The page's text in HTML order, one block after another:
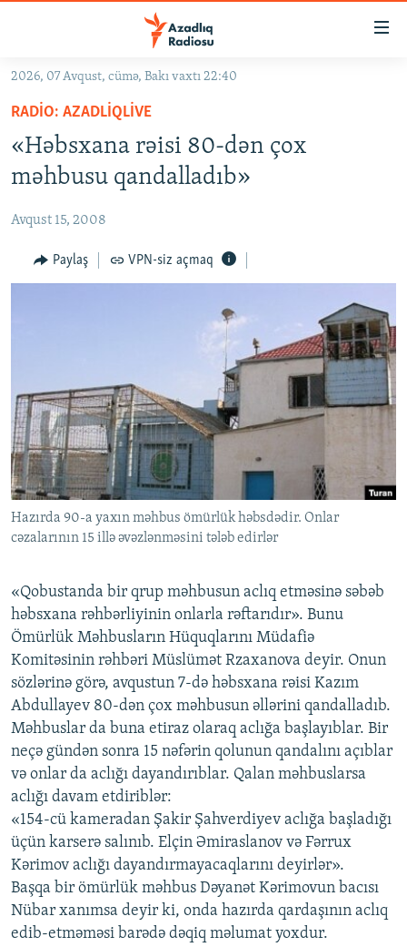
Əsas
qayıt
Əsas
naviqasiyaya
qayıt
GÜNDƏM
#İZAHLA
KORRUPSIOMETR
FƏRQƏ BAX
QANUNI DOĞRU
FOTOQALEREYA
İNFOQRAFIKA
KARIKATURA
OXU ZALI
AZƏRBAYCAN ƏDƏBIYYATI KITABXANASI
İSLAM VƏ DEMOKRATIYA
İZ - MƏDƏNIYYƏT PROQRAMI
HAQQIMIZDA
MISSIYAMIZ
PEŞƏ ETIKASI VƏ JURNALISTIKA STANDARTLARIMIZ
MATERIALLARIMIZDAN ISTIFADƏ
AZADLIQRADIOSU MOBIL TELEFONUNUZDA
XƏBƏR BÜLLETENLƏRIMIZ
BIZI IZLƏ
RFE/RL-in bütün saytları
2026, 07 Avqust, cümə, Bakı vaxtı 22:40
RADIO: AZADLIQLIVE
«Həbsxana rəisi 80-dən çox
məhbusu qandalladıb»
Avqust 15, 2008
Paylaş VPN-siz açmaq
Hazırda 90-a yaxın məhbus ömürlük həbsdədir. Onlar
cəzalarının 15 illə əvəzlənməsini tələb edirlər
«Qobustanda bir qrup məhbusun aclıq etməsinə səbəb
həbsxana rəhbərliyinin onlarla rəftarıdır». Bunu
Ömürlük Məhbusların Hüquqlarını Müdafiə
Komitəsinin rəhbəri Müslümət Rzaxanova deyir. Onun
sözlərinə görə, avqustun 7-də həbsxana rəisi Kazım
Abdullayev 80-dən çox məhbusun əllərini qandalladıb.
Məhbuslar da buna etiraz olaraq aclığa başlayıblar. Bir
neçə gündən sonra 15 nəfərin qolunun qandalını açıblar
və onlar da aclığı dayandırıblar. Qalan məhbuslarsa
aclığı davam etdiriblər:
«154-cü kameradan Şakir Şahverdiyev aclığa başladığı
üçün karserə salınıb. Elçin Əmiraslanov və Fərrux
Kərimov aclığı dayandırmayacaqlarını deyirlər».
Başqa bir ömürlük məhbus Dəyanət Kərimovun bacısı
Nübar xanımsa deyir ki, onda hazırda qardaşının aclıq
edib-etməməsi barədə dəqiq məlumat yoxdur.